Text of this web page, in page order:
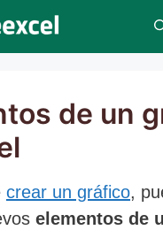
de un
crear un gráfico,
elementos de